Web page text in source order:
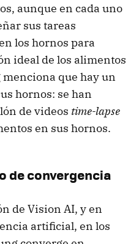
aunque en cada uno
sus tareas
los hornos para
ideal de los alimentos
que hay un
hornos: se han
de videos time-lapse
en sus hornos.
de convergencia
de Vision AI, y en
artificial, en los